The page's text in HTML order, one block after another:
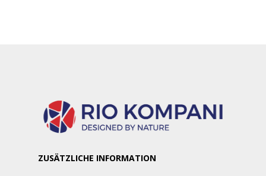
ZUSÄTZLICHE INFORMATION